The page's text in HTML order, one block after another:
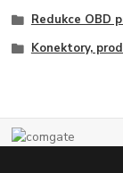
Redukce OBD
Konektory,